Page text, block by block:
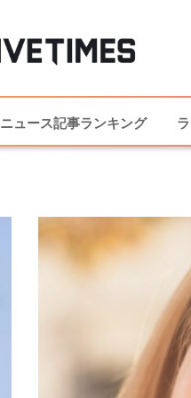
ニュース記事ランキング